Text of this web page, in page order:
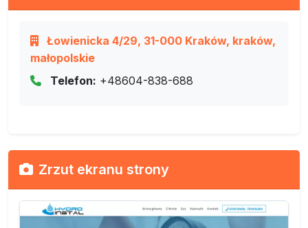
Łowienicka 4/29, 31-000 Kraków, kraków,
małopolskie
Telefon: +48604-838-688
Zrzut ekranu strony